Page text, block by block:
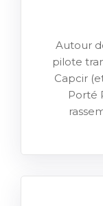
Autour
pilote
Capcir
Porté